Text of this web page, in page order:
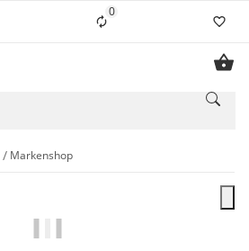
0Liste ist leer
Markenshop